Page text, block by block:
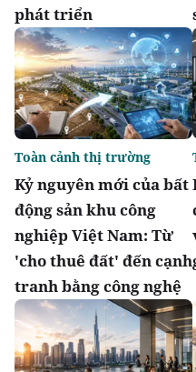
phát triển
Kỷ nguyên mới của bất
động sản khu công
nghiệp Việt Nam: Từ
'cho thuê đất' đến cạnh
tranh bằng công nghệ
Toàn cảnh thị trường